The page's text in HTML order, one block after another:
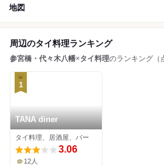
地図
周辺のタイ料理ランキング
参宮橋・代々木八幡×タイ料理のランキング（
1
TANA diner
タイ料理、居酒屋、バー
3.06
12人